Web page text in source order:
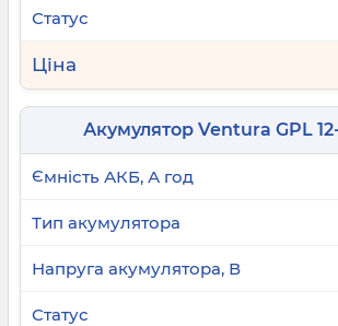
Акумулятор Ventura GPL